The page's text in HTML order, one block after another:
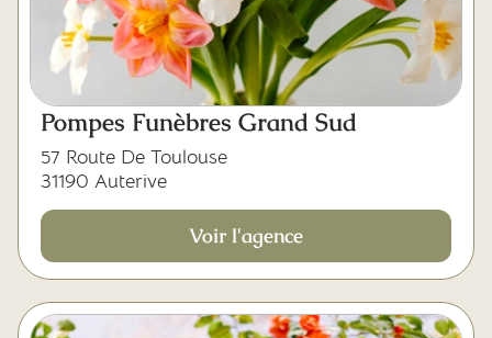
Pompes Funèbres Grand Sud
57 Route De Toulouse
31190 Auterive
Voir l'agence